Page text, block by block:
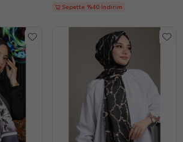
Sepette %40 İndirim